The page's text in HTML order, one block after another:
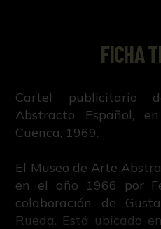
FICHA
Cartel publicitario
Abstracto Español,
Cuenca, 1969.
El Museo de Arte
en el año 1966 por
colaboración de
Rueda. Está ubicado